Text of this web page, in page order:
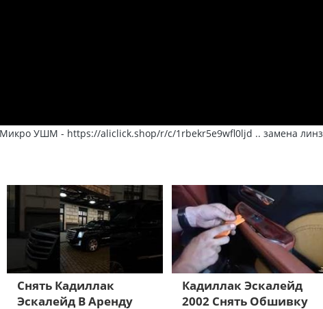
УШМ - https://aliclick.shop/r/c/1rbekr5e9wfl0ljd .. замена линз
Снять Кадиллак
Эскалейд В Аренду
Кадиллак Эскалейд
2002 Снять Обшивку